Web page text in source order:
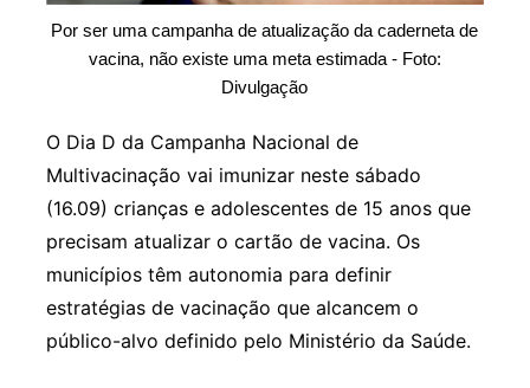
Por ser uma campanha de atualização da caderneta de
vacina, não existe uma meta estimada - Foto:
Divulgação
O Dia D da Campanha Nacional de
Multivacinação vai imunizar neste sábado
(16.09) crianças e adolescentes de 15 anos que
precisam atualizar o cartão de vacina. Os
municípios têm autonomia para definir
estratégias de vacinação que alcancem o
público-alvo definido pelo Ministério da Saúde.